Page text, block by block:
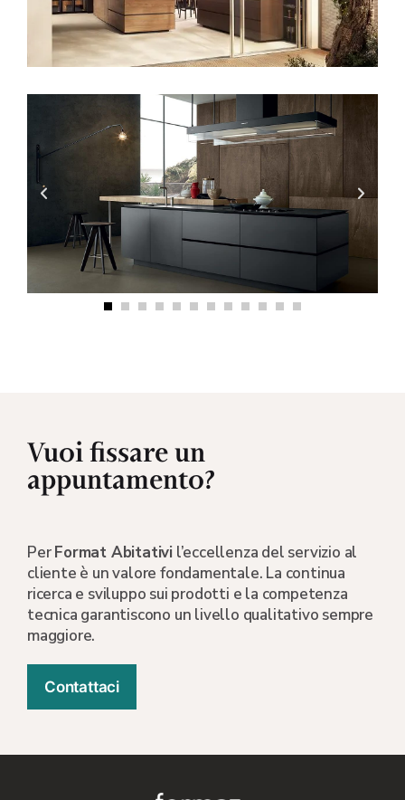
Vuoi fissare un
appuntamento?
PerFormat Abitativi l’eccellenza del servizio al
cliente è un valore fondamentale. La continua
ricerca e sviluppo sui prodotti e la competenza
tecnica garantiscono un livello qualitativo sempre
maggiore.
Contattaci